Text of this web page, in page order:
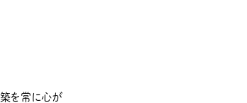
築を常に心が